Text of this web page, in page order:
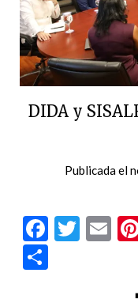
DIDA y
Publicada el